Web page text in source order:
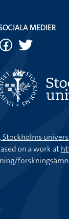
MEDIER
on a work at